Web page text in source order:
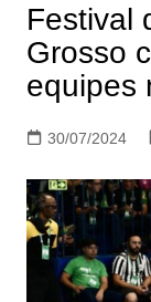
Festival
Grosso
equipes
30/07/2024